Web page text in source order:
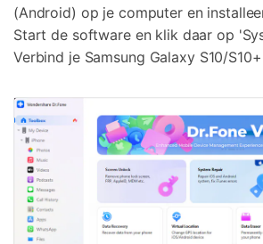
(Android) op je computer en
Start de software en klik daar op
Verbind je Samsung Galaxy S10/